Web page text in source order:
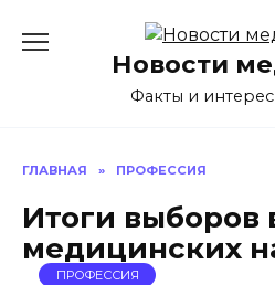
содержаниюНовости
Факты и
ГЛАВНАЯ » ПРОФЕССИЯ
Итоги выборов
медицинских
ПРОФЕССИЯ